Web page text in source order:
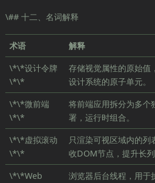
\## 十二、名词解释
术语
解释
\*\*设计令牌
\*\*
存储视觉属性的原始值
设计系统的原子单元。
\*\*微前端
\*\*
将前端应用拆分为多个
署，运行时组合。
\*\*虚拟滚动
\*\*
只渲染可视区域内的列
收DOM节点，提升长列
\*\*Web
浏览器后台线程，用于